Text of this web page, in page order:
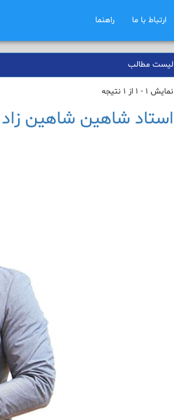
ارتباط با ما راهنما
لیست مطالب
نمایش 1 - 1 از 1 نتیجه
استاد شاهین شاهین زاد